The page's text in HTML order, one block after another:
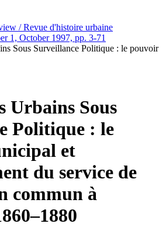
/ Revue d'histoire urbaine
1, October 1997, pp. 3-71
Sous Surveillance Politique : le pouvoir
Urbains Sous
Politique : le
et
du service de
commun à